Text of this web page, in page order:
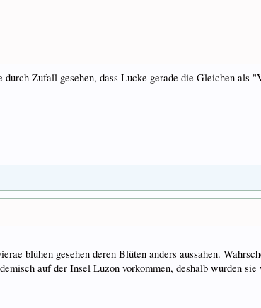
Zufall gesehen, dass Lucke gerade die Gleichen als
blühen gesehen deren Blüten anders aussahen.
auf der Insel Luzon vorkommen, deshalb wurden